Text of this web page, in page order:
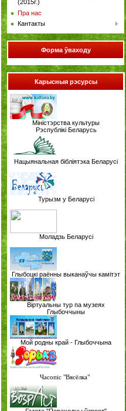
(2015г.)
Пра нас
Кантакты
Форма ўваходу
Карысныя рэсурсы
Міністэрства культуры
Рэспублікі Беларусь
Нацыянальная бібліятэка Беларусі
Турызм у Беларусі
Моладзь Беларусі
Глыбоцкі раённы выканаўчы камітэт
Віртуальны тур па музеях
Глыбоччыны
Мой родны край - Глыбоччына
Часопіс "Вясёлка"